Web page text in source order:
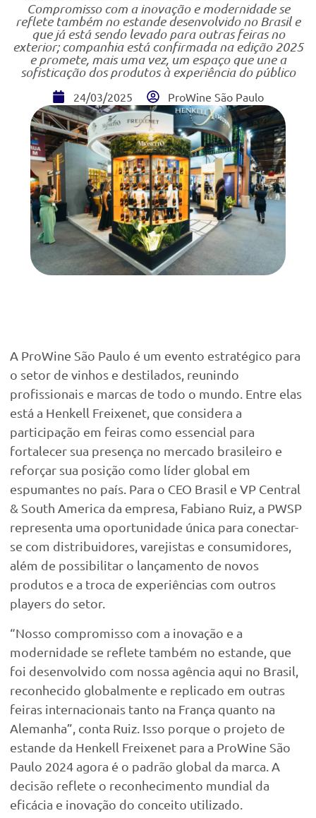
Compromisso com a inovação e modernidade se
reflete também no estande desenvolvido no Brasil e
que já está sendo levado para outras feiras no
exterior; companhia está confirmada na edição 2025
e promete, mais uma vez, um espaçoque une a
sofisticação dos produtos à experiência do público
24/03/2025 ProWine São Paulo
A ProWine São Paulo é um evento estratégico para
o setor de vinhos e destilados, reunindo
profissionais e marcas de todo o mundo. Entre elas
está a Henkell Freixenet, que considera a
participação em feiras como essencial para
fortalecer sua presença no mercado brasileiro e
reforçar sua posição como líder global em
espumantes no país. Para o CEO Brasil e VP Central
& South America da empresa, Fabiano Ruiz, a PWSP
representa uma oportunidade única para conectar-
se com distribuidores, varejistas e consumidores,
além de possibilitar o lançamento de novos
produtos e a troca de experiências com outros
players do setor.
“Nosso compromisso com a inovação e a
modernidade se reflete também no estande, que
foi desenvolvido com nossa agência aqui no Brasil,
reconhecido globalmente e replicado em outras
feiras internacionais tanto na França quanto na
Alemanha”, conta Ruiz. Isso porque o projeto de
estande da Henkell Freixenet para a ProWine São
Paulo 2024 agora é o padrão global da marca. A
decisão reflete o reconhecimento mundial da
eficácia e inovação do conceito utilizado.